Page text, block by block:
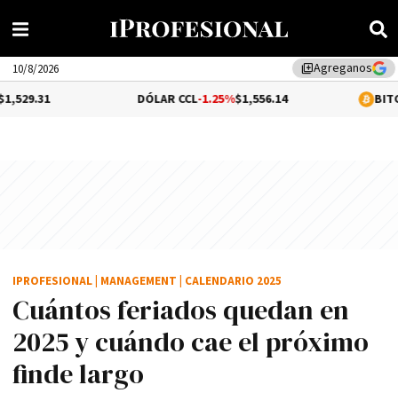
library_addAgreganos
10/8/2026
-1.25%$1,556.14 -0.06%
Cuántos feriados quedan en
2025 y cuándo cae el próximo
finde largo
IPROFESIONAL MANAGEMENT CALENDARIO 2025